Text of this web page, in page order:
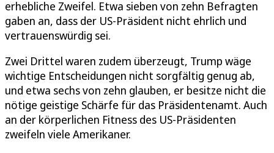
erhebliche Zweifel. Etwa sieben von zehn Befragten
gaben an, dass der US-Präsident nicht ehrlich und
vertrauenswürdig sei.
Zwei Drittel waren zudem überzeugt, Trump wäge
wichtige Entscheidungen nicht sorgfältig genug ab,
und etwa sechs von zehn glauben, er besitze nicht die
nötige geistige Schärfe für das Präsidentenamt. Auch
an der körperlichen Fitness des US-Präsidenten
zweifeln viele Amerikaner.